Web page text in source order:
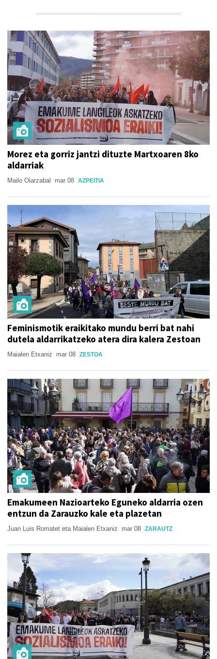
Morez eta gorriz jantzi dituzte Martxoaren 8ko
aldarriak
Mailo Oiarzabal mar 08 AZPEITIA
Feminismotik eraikitako mundu berri bat nahi
dutela aldarrikatzeko atera dira kalera Zestoan
Maialen Etxaniz mar 08 ZESTOA
Emakumeen Nazioarteko Eguneko aldarria ozen
entzun da Zarauzko kale eta plazetan
Juan Luis Romatet eta Maialen Etxaniz mar 08 ZARAUTZ